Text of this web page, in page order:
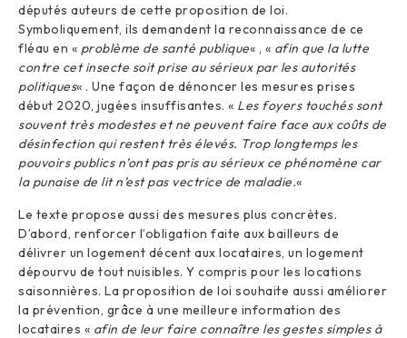
députés auteurs de cette proposition de loi.
Symboliquement, ils demandent la reconnaissance de ce
fléau en « problème de santé publique« , « afin que la lutte
contre cet insecte soit prise au sérieux par les autorités
politiques« . Une façon de dénoncer les mesures prises
début 2020, jugées insuffisantes. « Les foyers touchés sont
souvent très modestes et ne peuvent faire face aux coûts de
désinfection qui restent très élevés. Trop longtemps les
pouvoirs publics n’ont pas pris au sérieux ce phénomène car
la punaise de lit n’est pas vectrice de maladie.«
Le texte propose aussi des mesures plus concrètes.
D’abord, renforcer l’obligation faite aux bailleurs de
délivrer un logement décent aux locataires, un logement
dépourvu de tout nuisibles. Y compris pour les locations
saisonnières. La proposition de loi souhaite aussi améliorer
la prévention, grâce à une meilleure information des
locataires « afin de leur faire connaître les gestes simples à